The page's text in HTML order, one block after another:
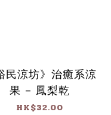
民涼坊》治癒系涼
果 – 鳳梨乾
HK$32.00